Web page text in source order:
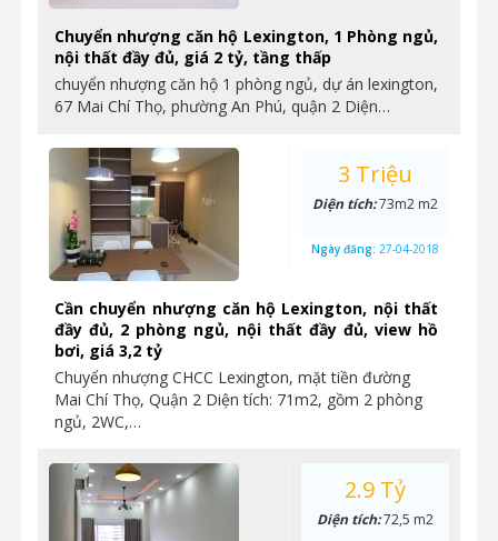
Chuyển nhượng căn hộ Lexington, 1 Phòng ngủ,
nội thất đầy đủ, giá 2 tỷ, tầng thấp
chuyển nhượng căn hộ 1 phòng ngủ, dự án lexington,
67 Mai Chí Thọ, phường An Phú, quận 2 Diện…
Cần chuyển nhượng căn hộ Lexington, nội thất
đầy đủ, 2 phòng ngủ, nội thất đầy đủ, view hồ
bơi, giá 3,2 tỷ
Chuyển nhượng CHCC Lexington, mặt tiền đường
Mai Chí Thọ, Quận 2 Diện tích: 71m2, gồm 2 phòng
ngủ, 2WC,…
3 Triệu
Diện tích:73m2 m2
Ngày đăng: 27-04-2018
2.9 Tỷ
Diện tích:72,5 m2